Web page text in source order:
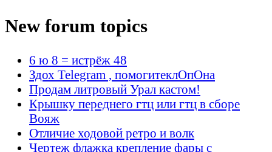
New forum topics
6 ю 8 = истрёж 48
Здох Telegram , помогитеклОпОна
Продам литровый Урал кастом!
Крышку переднего гтц или гтц в сборе
Вояж
Отличие ходовой ретро и волк
Чертеж флажка крепление фары с